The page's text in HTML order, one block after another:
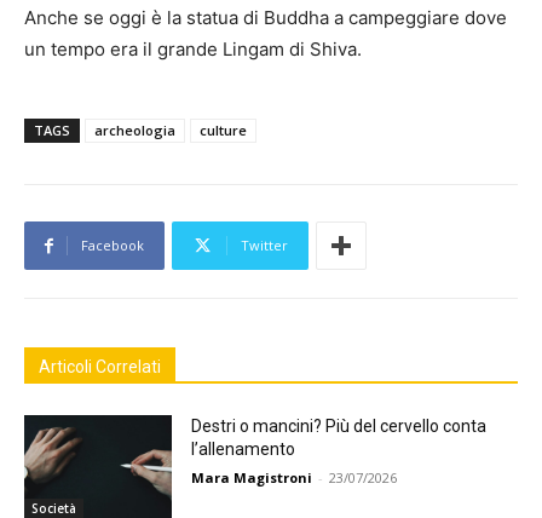
Anche se oggi è la statua di Buddha a campeggiare dove
un tempo era il grande Lingam di Shiva.
TAGS archeologia culture
Facebook Twitter
Articoli Correlati
Società
Destri o mancini? Più del cervello conta
l’allenamento
Mara Magistroni - 23/07/2026